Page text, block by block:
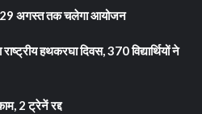
29 अगस्त तक चलेगा आयोजन
हथकरघा दिवस, 370 विद्यार्थियों ने
2 ट्रेनें रद्द